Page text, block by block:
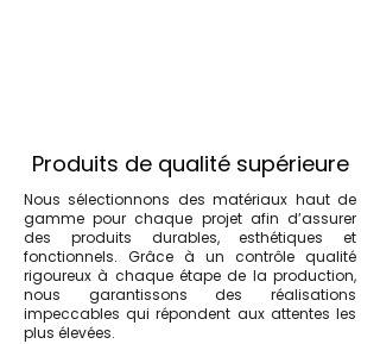
Produits de qualité supérieure
Nous sélectionnons des matériaux haut de
gamme pour chaque projet afin d’assurer
des produits durables, esthétiques et
fonctionnels. Grâce à un contrôle qualité
rigoureux à chaque étape de la production,
nous garantissons des réalisations
impeccables qui répondent aux attentes les
plus élevées.